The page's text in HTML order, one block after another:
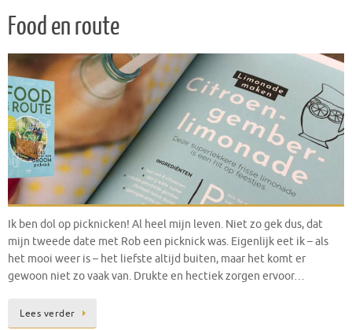
Food en route
Ik ben dol op picknicken! Al heel mijn leven. Niet zo gek dus, dat
mijn tweede date met Rob een picknick was. Eigenlijk eet ik – als
het mooi weer is – het liefste altijd buiten, maar het komt er
gewoon niet zo vaak van. Drukte en hectiek zorgen ervoor…
Lees verder